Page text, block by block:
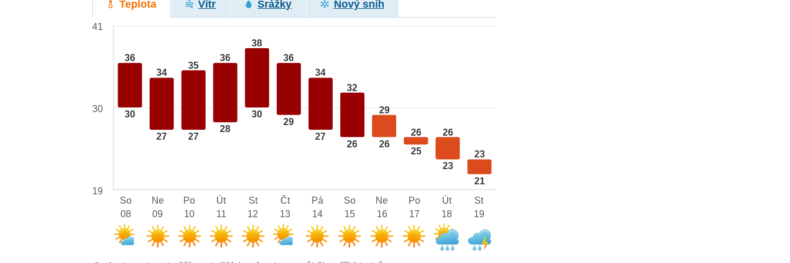
Teplota Vítr Srážky Nový sníh
36
30
34
27
35
27
36
28
38
30
36
29
34
27
32
26
29
26
26
25
26
23
23
21
41
30
19
So
08
Ne
09
Po
10
Út
11
St
12
Čt
13
Pá
14
So
15
Ne
16
Po
17
Út
18
St
19